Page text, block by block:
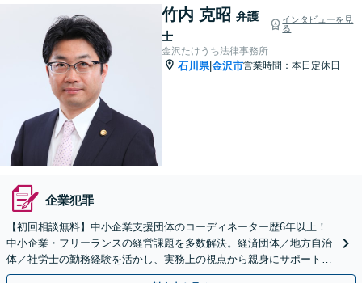
竹内 克昭 弁護
士
インタビューを見
る
金沢たけうち法律事務所
石川県|金沢市営業時間：本日定休日
企業犯罪
【初回相談無料】中小企業支援団体のコーディネーター歴6年以上！
中小企業・フリーランスの経営課題を多数解決。経済団体／地方自治
体／社労士の勤務経験を活かし、実務上の視点から親身にサポート。
多様な業種・豊富な顧問実績あり！